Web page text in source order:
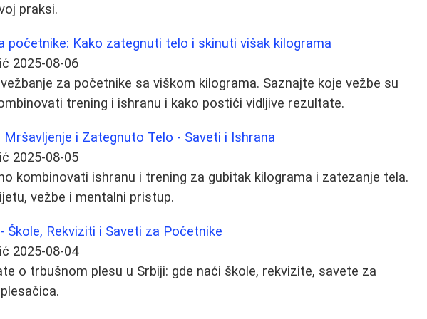
praksi.
početnike: Kako zategnuti telo i skinuti višak kilograma
2025-08-06
za početnike sa viškom kilograma. Saznajte koje vežbe su
trening i ishranu i kako postići vidljive rezultate.
i Zategnuto Telo - Saveti i Ishrana
2025-08-05
kombinovati ishranu i trening za gubitak kilograma i zatezanje tela.
vežbe i mentalni pristup.
Škole, Rekviziti i Saveti za Početnike
2025-08-04
o trbušnom plesu u Srbiji: gde naći škole, rekvizite, savete za